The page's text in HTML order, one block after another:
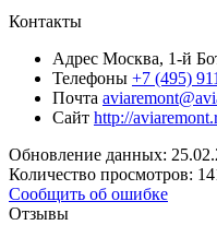
Контакты
Адрес Москва, 1-й
Телефоны +7 (495)
Почта
Сайт http://
Обновление данных:
Количество просмотров:
Сообщить об ошибке
Отзывы